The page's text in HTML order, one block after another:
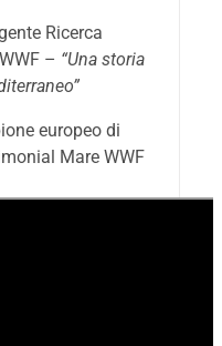
Ricerca
– “Una storia
europeo di
Mare WWF